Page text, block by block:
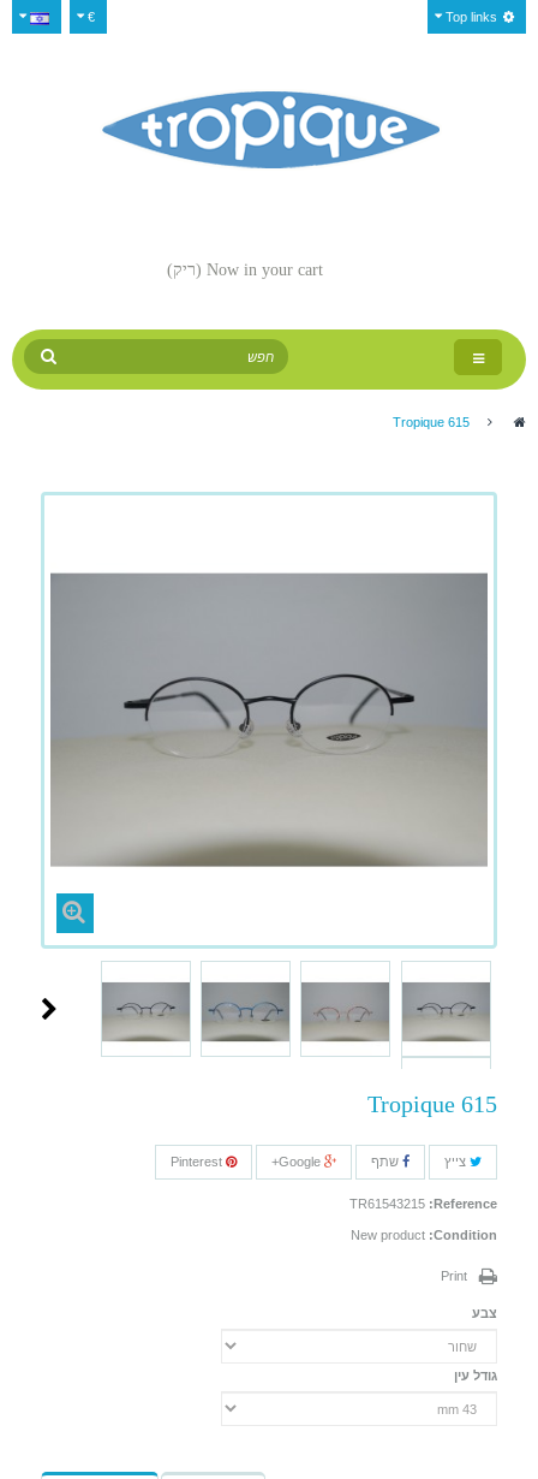
€ Top links
Now in your cart (ריק)
Toggle
navigation
>
Tropique 615
צייץ שתף
Reference:
TR61543215
Condition:
New product
Print
צבע
גודל עין